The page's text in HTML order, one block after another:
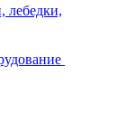
лебедки,